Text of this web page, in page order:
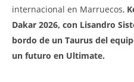
internacional en Marruecos,
Dakar 2026, con Lisandro
bordo de un Taurus del
un futuro en Ultimate.